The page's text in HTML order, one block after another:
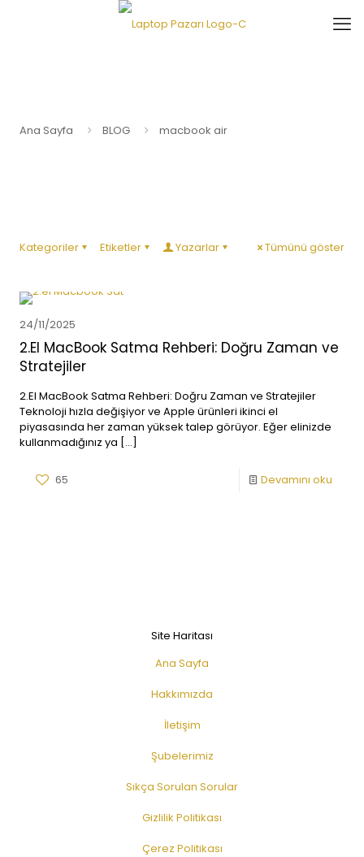
Ana Sayfa BLOG macbook air
Kategoriler Etiketler Yazarlar Tümünü göster
24/11/2025
2.El MacBook Satma Rehberi: Doğru Zaman ve
Stratejiler
2.El MacBook Satma Rehberi: Doğru Zaman ve Stratejiler
Teknoloji hızla değişiyor ve Apple ürünleri ikinci el
piyasasında her zaman yüksek talep görüyor. Eğer elinizde
kullanmadığınız ya […]
65 Devamını oku
Site Haritası
Ana Sayfa
Hakkımızda
İletişim
Şubelerimiz
Sıkça Sorulan Sorular
Gizlilik Politikası
Çerez Politikası